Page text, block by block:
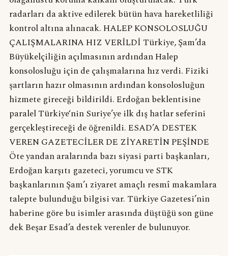
radarları da aktive edilerek bütün hava hareketliliği
kontrol altına alınacak. HALEP KONSOLOSLUĞU
ÇALIŞMALARINA HIZ VERİLDİ Türkiye, Şam’da
Büyükelçiliğin açılmasının ardından Halep
konsolosluğu için de çalışmalarına hız verdi. Fiziki
şartların hazır olmasının ardından konsolosluğun
hizmete gireceği bildirildi. Erdoğan beklentisine
paralel Türkiye‘nin Suriye’ye ilk dış hatlar seferini
gerçekleştireceği de öğrenildi. ESAD’A DESTEK
VEREN GAZETECİLER DE ZİYARETİN PEŞİNDE
Öte yandan aralarında bazı siyasi parti başkanları,
Erdoğan karşıtı gazeteci, yorumcu ve STK
başkanlarının Şam’ı ziyaret amaçlı resmî makamlara
talepte bulunduğu bilgisi var. Türkiye Gazetesi’nin
haberine göre bu isimler arasında düştüğü son güne
dek Beşar Esad’a destek verenler de bulunuyor.